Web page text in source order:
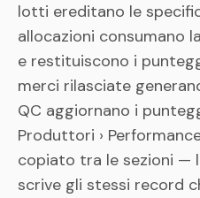
lotti ereditano le
allocazioni consumano
e restituiscono i
merci rilasciate
QC aggiornano i
Produttori ›
copiato tra le sezioni —
scrive gli stessi record